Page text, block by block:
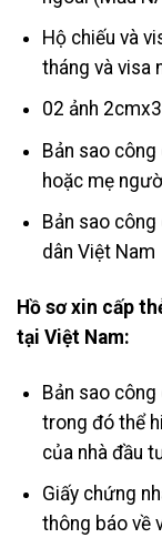
Hộ chiếu và
tháng và visa
02 ảnh
Bản sao
hoặc mẹ
Bản sao
dân Việt Nam
Hồ sơ xin cấp
tại Việt Nam:
Bản sao công
trong đó thể
của nhà đầu
Giấy chứng
thông báo về